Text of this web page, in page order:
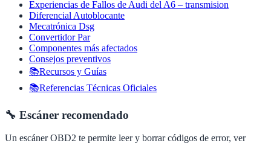
Experiencias de Fallos de Audi del A6 – transmision
Diferencial Autoblocante
Mecatrónica Dsg
Convertidor Par
Componentes más afectados
Consejos preventivos
📚Recursos y Guías
📚Referencias Técnicas Oficiales
🔧 Escáner recomendado
Un escáner OBD2 te permite leer y borrar códigos de error, ver